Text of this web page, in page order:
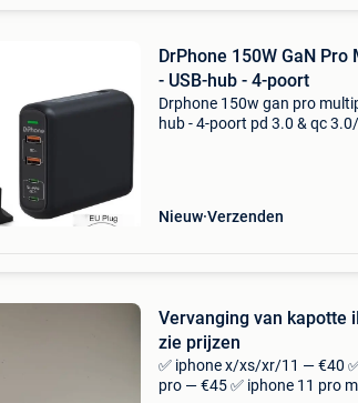
DrPhone 150W GaN
- USB-hub - 4-poort
Drphone 150w gan pro
hub - 4-poort pd 3.0 & qc
Nieuw Verzenden
Vervanging van kapotte
zie prijzen ️
✅ iphone x/xs/xr/11 — €40
pro — €45 ✅ iphone 11 pro